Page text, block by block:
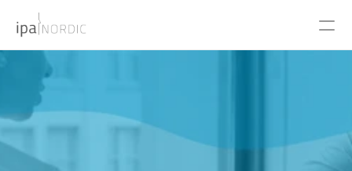
PRODUCT
Design
Content